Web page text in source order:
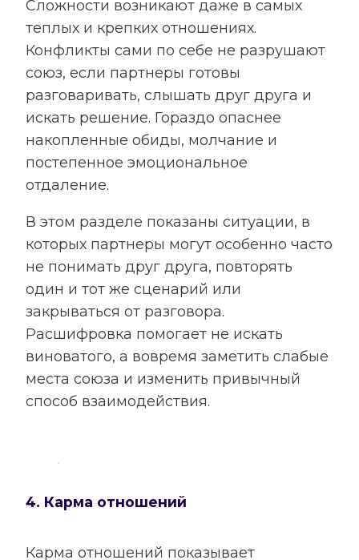
Сложности возникают даже в самых
теплых и крепких отношениях.
Конфликты сами по себе не разрушают
союз, если партнеры готовы
разговаривать, слышать друг друга и
искать решение. Гораздо опаснее
накопленные обиды, молчание и
постепенное эмоциональное
отдаление.
В этом разделе показаны ситуации, в
которых партнеры могут особенно часто
не понимать друг друга, повторять
один и тот же сценарий или
закрываться от разговора.
Расшифровка помогает не искать
виноватого, а вовремя заметить слабые
места союза и изменить привычный
способ взаимодействия.
4. Карма отношений
Карма отношений показывает